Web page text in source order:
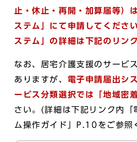
止・休止・再開・加算届等）
ステム」にて申請してください
ステム」の詳細は下記のリン
なお、居宅介護支援のサービ
ありますが、 電子申請届出シ
ービス分類選択では「地域密
さい。(詳細は下記リンク内「
ム操作ガイド」P.10をご参照